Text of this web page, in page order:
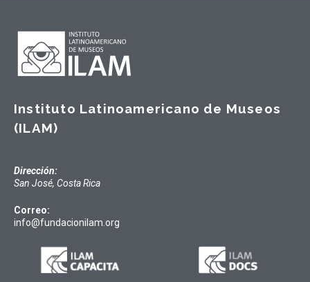
Instituto Latinoamericano de Museos
(ILAM)
Dirección:
San José, Costa Rica
Correo:
info@fundacionilam.org